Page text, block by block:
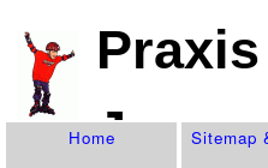
Praxis
Home Sitemap